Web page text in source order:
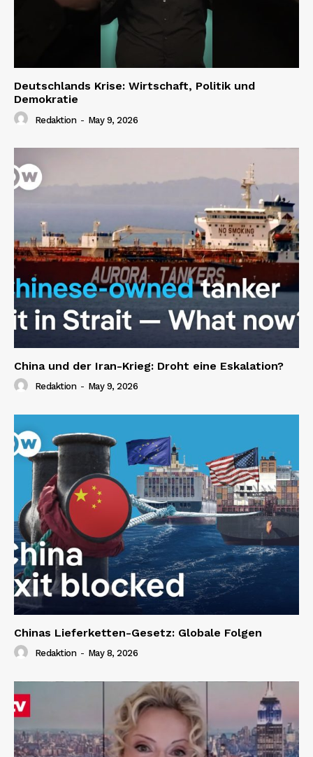
Deutschlands Krise: Wirtschaft, Politik und
Demokratie
Redaktion - May 9, 2026
China und der Iran-Krieg: Droht eine Eskalation?
Redaktion - May 9, 2026
Chinas Lieferketten-Gesetz: Globale Folgen
Redaktion - May 8, 2026